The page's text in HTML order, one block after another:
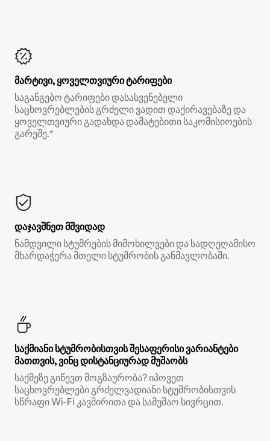
მარტივი, ყოველთვიური ტარიფები
საგანგებო ტარიფები დასასვენებელი
საცხოვრებლების გრძელი ვადით დაქირავებაზე და
ყოველთვიური გადახდა დამატებითი საკომისიოების
გარეშე.*
დაჯავშნეთ მშვიდად
ნამდვილი სტუმრების მიმოხილვები და სადღეღამისო
მხარდაჭერა მთელი სტუმრობის განმავლობაში.
საქმიანი სტუმრობისთვის შესაფერისი ვარიანტები
მათთვის, ვინც დისტანციურად მუშაობს
საქმეზე გიწევთ მოგზაურობა? იპოვეთ
საცხოვრებლები გრძელვადიანი სტუმრობისთვის
სწრაფი Wi‑Fi კავშირითა და სამუშაო სივრცით.